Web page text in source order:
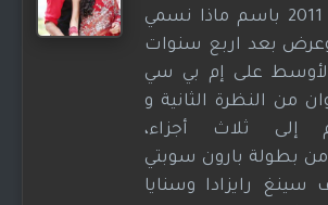
الهندية عام 2011 باسم ماذا نسمي
بعد اربع سنوات
على إم بي سي
من النظرة الثانية و
ثلاث أجزاء،
بطولة بارون سوبتي
سينغ رايزادا وسنايا